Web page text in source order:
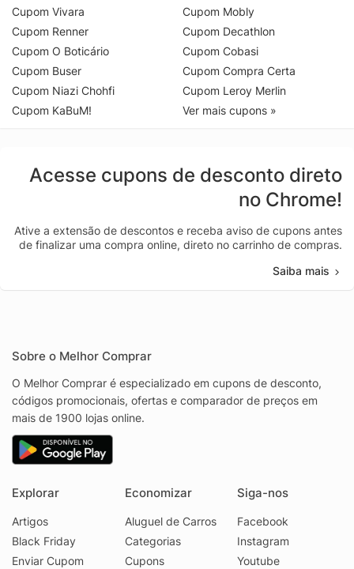
Cupom Vivara
Cupom Renner
Cupom O Boticário
Cupom Buser
Cupom Niazi Chohfi
Cupom KaBuM!
Cupom Mobly
Cupom Decathlon
Cupom Cobasi
Cupom Compra Certa
Cupom Leroy Merlin
Ver mais cupons »
Acesse cupons de desconto direto
no Chrome!
Ative a extensão de descontos e receba aviso de cupons antes
de finalizar uma compra online, direto no carrinho de compras.
Saiba mais
Sobre o Melhor Comprar
O Melhor Comprar é especializado em cupons de desconto,
códigos promocionais, ofertas e comparador de preços em
mais de 1900 lojas online.
Explorar
Artigos
Black Friday
Enviar Cupom
Economizar
Aluguel de Carros
Categorias
Cupons
Siga-nos
Facebook
Instagram
Youtube